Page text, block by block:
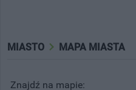
MIASTO MAPA MIASTA
Znajdź na mapie: